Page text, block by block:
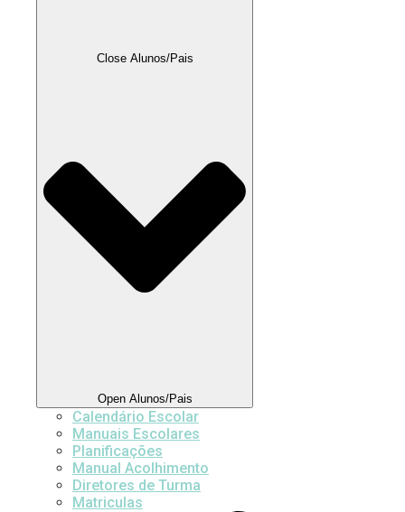
Close Alunos/Pais
Open Alunos/Pais
Calendário Escolar
Manuais Escolares
Planificações
Manual Acolhimento
Diretores de Turma
Matriculas